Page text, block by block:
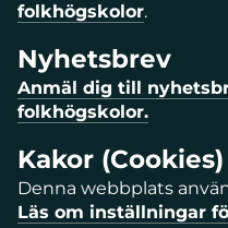
folkhögskolor.
Nyhetsbrev
Anmäl dig till
folkhögskolor.
Kakor (Cookies)
Denna webbplats
Läs om inställningar